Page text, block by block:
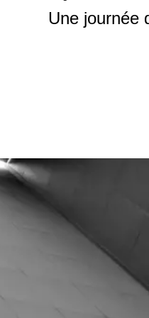
Une journée